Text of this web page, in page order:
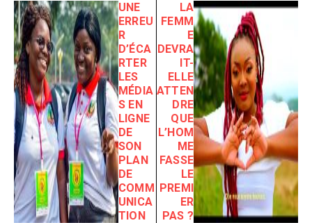
UNE
ERREU
R
D’ÉCA
RTER
LES
MÉDIA
S EN
LIGNE
DE
SON
PLAN
DE
COMM
UNICA
TION
LA
FEMM
E
DEVRA
IT-
ELLE
ATTEN
DRE
QUE
L’HOM
ME
FASSE
LE
PREMI
ER
PAS ?